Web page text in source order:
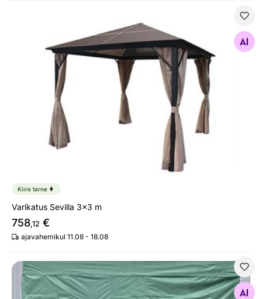
Varikatus Sevilla 3x3 m
Otsi sarnaseid
Kiire tarne
Varikatus Sevilla 3x3 m
758,12 €
ajavahemikul 11.08 - 18.08
Pop Up aiatelgi küljeseinad
Otsi sarnaseid